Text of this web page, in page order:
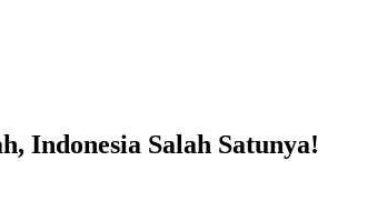
Indonesia Salah Satunya!